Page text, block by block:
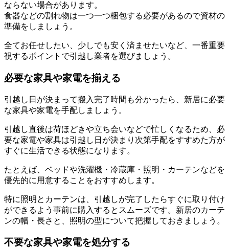
ならない場合があります。
食器などの割れ物は一つ一つ梱包する必要があるので資材の
準備をしましょう。
全てお任せしたい、少しでも安く済ませたいなど、一番重要
視するポイントで引越し業者を選びましょう。
必要な家具や家電を揃える
引越し日が決まって搬入完了時間も分かったら、新居に必要
な家具や家電を手配しましょう。
引越し直後は荷ほどきや立ち会いなどで忙しくなるため、必
要な家電や家具は引越し日が決まり次第手配をすすめた方が
すぐに生活できる状態になります。
たとえば、ベッドや洗濯機・冷蔵庫・照明・カーテンなどを
優先的に用意することをおすすめします。
特に照明とカーテンは、引越しが完了したらすぐに取り付け
ができるよう事前に購入するとスムーズです。新居のカーテ
ンの幅・長さと、照明の型について把握しておきましょう。
不要な家具や家電を処分する